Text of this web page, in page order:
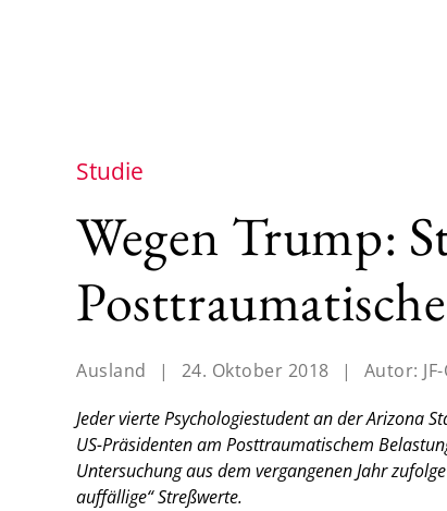
Studie
Wegen Trump:
Ausland | 24. Oktober 2018 | Autor:
Jeder vierte Psychologiestudent an der Arizona
US-Präsidenten am Posttraumatischem
Untersuchung aus dem vergangenen Jahr
auffällige“ Streßwerte.